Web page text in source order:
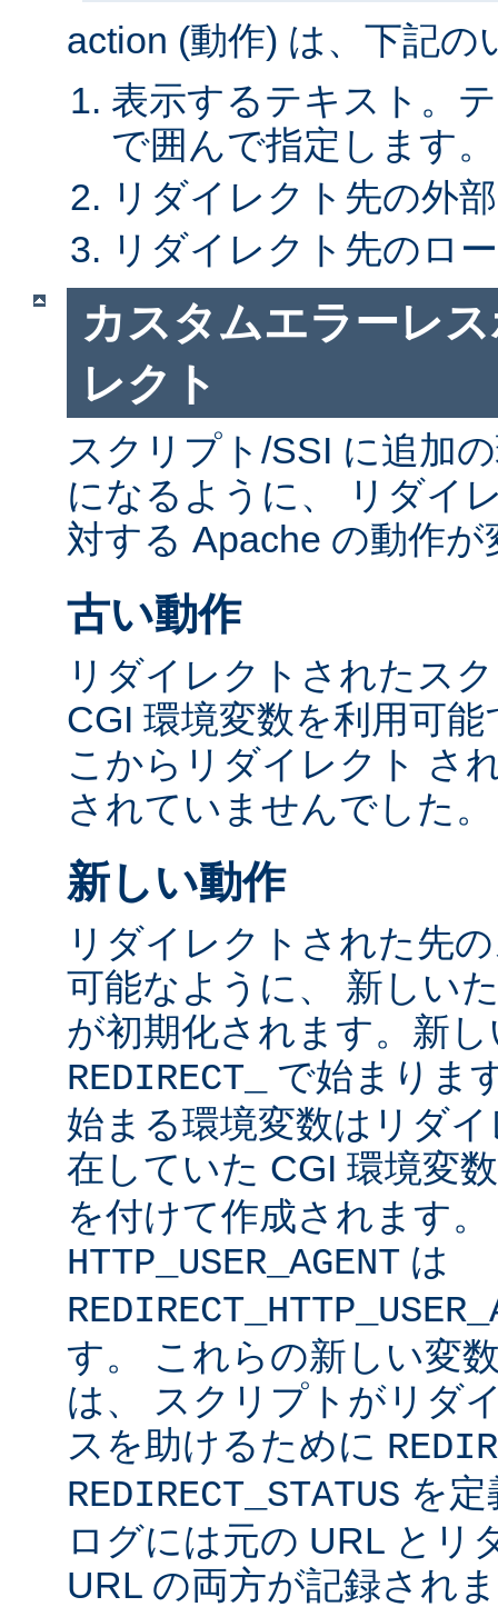
action (動作) は、下記の
表示するテキスト。
で囲んで指定します。
リダイレクト先の外
リダイレクト先のロ
カスタムエラーレ
レクト
スクリプト/SSI に追加
になるように、 リダイ
対する Apache の動作
古い動作
リダイレクトされたス
CGI 環境変数を利用可
こからリダイレクト さ
されていませんでした。
新しい動作
リダイレクトされた先
可能なように、 新しい
が初期化されます。新
REDIRECT_
で始まりま
始まる環境変数はリダ
在していた CGI 環境変
を付けて作成されます
HTTP_USER_AGENT は
す。 これらの新しい変
は、 スクリプトがリダ
スを助けるために
REDIRECT_STATUS を
ログには元の URL とリ
URL の両方が記録され